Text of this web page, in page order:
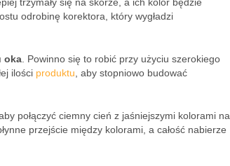
odrobinę korektora, który wygładzi
oka . Powinno się to robić przy użyciu szerokiego
ilości produktu , aby stopniowo budować
połączyć ciemny cień z jaśniejszymi kolorami na
przejście między kolorami, a całość nabierze